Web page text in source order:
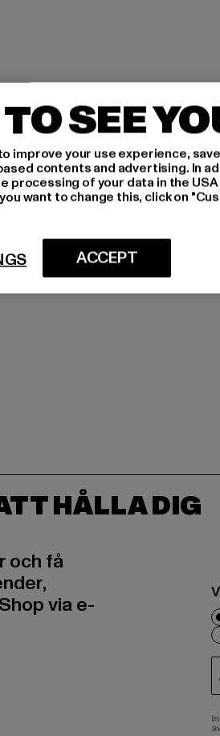
HÅLLA DIG
och få
via e-
SEE
improve your use experience,
contents and advertising. In
processing of your data in the
want to change this, click on
ACCEPT